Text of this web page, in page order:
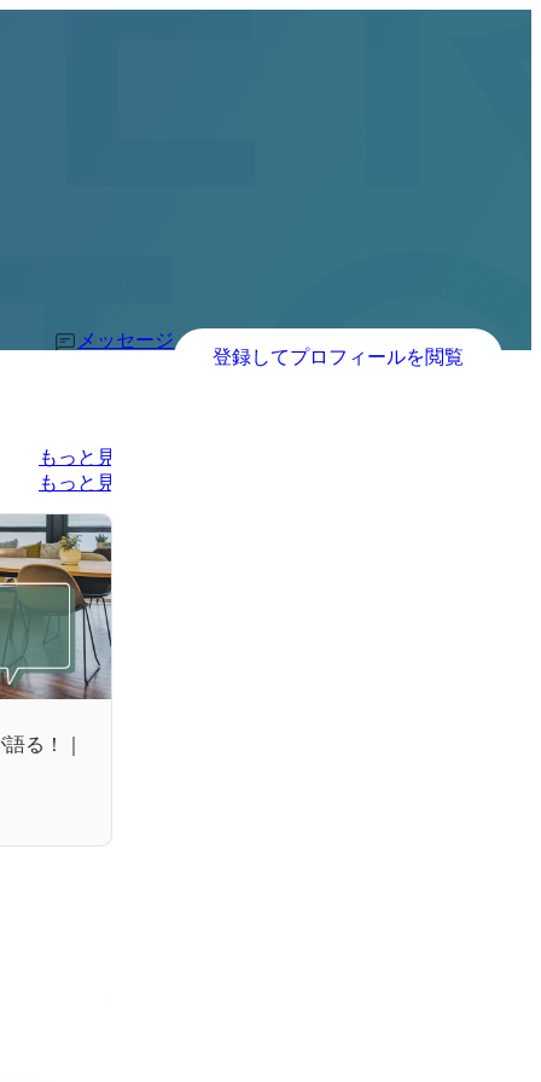
メッセージ
登録してプロフィールを閲覧
もっと見る
もっと見る
る！｜